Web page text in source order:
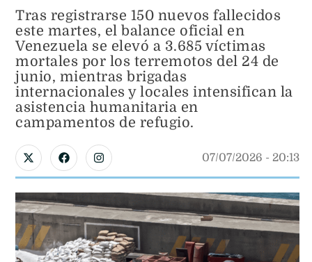
Tras registrarse 150 nuevos fallecidos
este martes, el balance oficial en
Venezuela se elevó a 3.685 víctimas
mortales por los terremotos del 24 de
junio, mientras brigadas
internacionales y locales intensifican la
asistencia humanitaria en
campamentos de refugio.
07/07/2026 - 20:13